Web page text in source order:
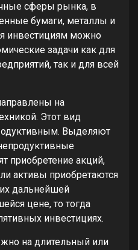
сферы рынка, в
бумаги, металлы и
инвестициям можно
задачи как для
так и для всей
на
Этот вид
Выделяют
приобретение акций,
активы приобретаются
дальнейшей
цене, то тогда
инвестициях.
на длительный или